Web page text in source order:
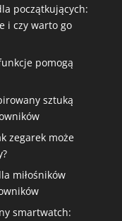
początkujących:
i czy warto go
pomogą
sztuką
zegarek może
miłośników
smartwatch: